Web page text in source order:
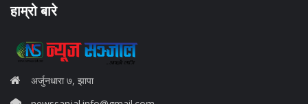
हाम्रो बारे
अर्जुनधारा ७, झापा